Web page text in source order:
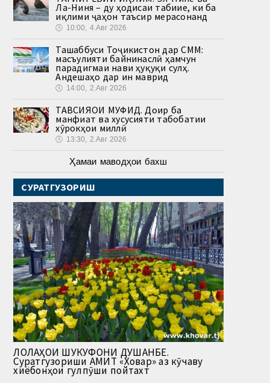
Ла-Ниня – ду ҳодисаи табиие, ки ба
иқлими ҷаҳон таъсир мерасонанд
🕔 10:00, 4.Авг 2026
Ташаббуси Тоҷикистон дар СММ:
масъулияти байнинаслӣ ҳамчун
парадигмаи нави ҳуқуқи сулҳ.
Андешаҳо дар ин маврид
🕔 14:00, 2.Авг 2026
ТАВСИЯҲОИ МУФИД. Доир ба
манфиат ва хусусияти табобатии
хӯрокҳои миллӣ
🕔 13:30, 2.Авг 2026
Ҳамаи маводҳои бахш
СУРАТГУЗОРИШ
ЛОЛАҲОИ ШУКУФОНИ ДУШАНБЕ.
Суратгузориши АМИТ «Ховар» аз кӯчаву
хиёбонҳои гулпӯши пойтахт